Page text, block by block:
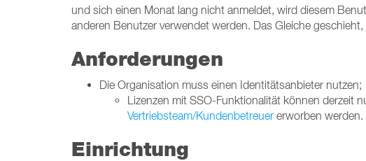
und sich einen Monat lang nicht anmeldet, wird diesem
anderen Benutzer verwendet werden. Das Gleiche
Anforderungen
Die Organisation muss einen Identitätsanbieter nutzen;
Lizenzen mit SSO-Funktionalität können derzeit
Vertriebsteam/Kundenbetreuer erworben werden.
Einrichtung